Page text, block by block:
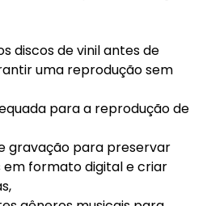
discos de vinil antes de
uma reprodução sem
para a reprodução de
gravação para preservar
em formato digital e criar